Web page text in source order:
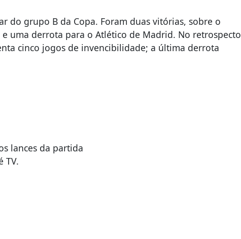
do grupo B da Copa. Foram duas vitórias, sobre o
uma derrota para o Atlético de Madrid. No retrospecto
cinco jogos de invencibilidade; a última derrota
lances da partida
TV.